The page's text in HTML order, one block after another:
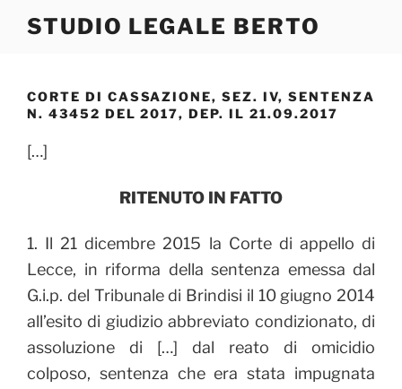
STUDIO LEGALE BERTO
CORTE DI CASSAZIONE, SEZ. IV, SENTENZA
N. 43452 DEL 2017, DEP. IL 21.09.2017
[…]
RITENUTO IN FATTO
1. Il 21 dicembre 2015 la Corte di appello di
Lecce, in riforma della sentenza emessa dal
G.i.p. del Tribunale di Brindisi il 10 giugno 2014
all’esito di giudizio abbreviato condizionato, di
assoluzione di […] dal reato di omicidio
colposo, sentenza che era stata impugnata